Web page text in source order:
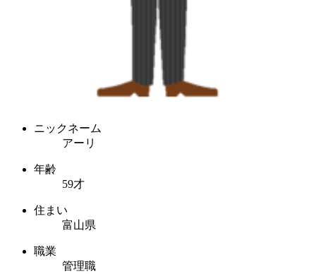
ニックネーム
アーリ
年齢
59才
住まい
富山県
職業
管理職